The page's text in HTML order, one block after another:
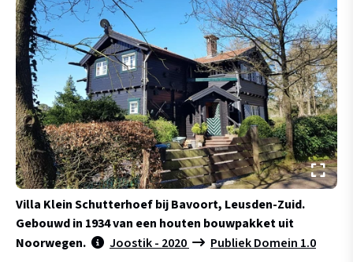
Villa Klein Schutterhoef bij Bavoort, Leusden-Zuid.
Gebouwd in 1934 van een houten bouwpakket uit
Noorwegen.
Joostik - 2020 Publiek Domein 1.0